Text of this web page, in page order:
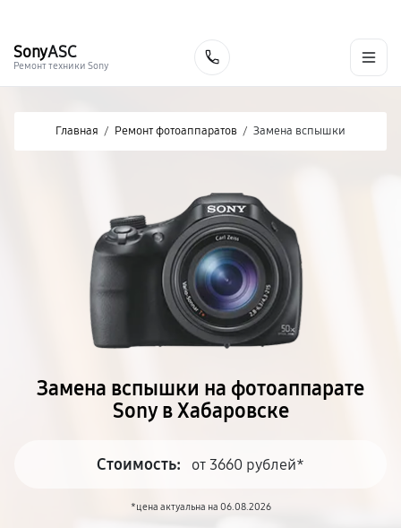
SonyASC
Ремонт техники Sony
Главная / Ремонт фотоаппаратов / Замена вспышки
Замена вспышки на фотоаппарате
Sony в Хабаровске
Стоимость: от 3660 рублей*
*цена актуальна на 06.08.2026